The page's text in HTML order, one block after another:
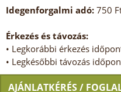
Idegenforgalmi adó: 750
Érkezés és távozás:
• Legkorábbi érkezés
• Legkésőbbi távozás
AJÁNLATKÉRÉS /